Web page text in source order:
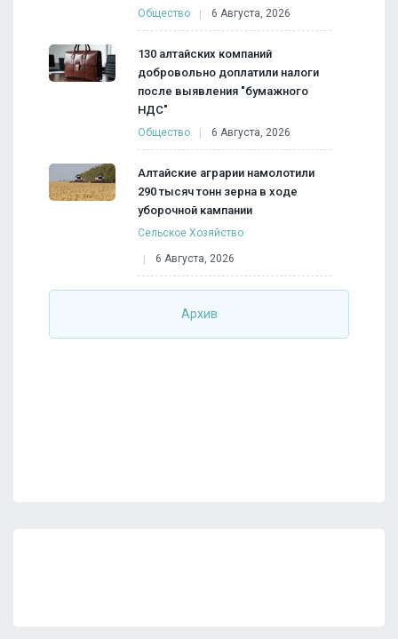
Общество 6 Августа, 2026
130 алтайских компаний
добровольно доплатили налоги
после выявления "бумажного
НДС"
Общество 6 Августа, 2026
Алтайские аграрии намолотили
290 тысяч тонн зерна в ходе
уборочной кампании
Сельское Хозяйство
6 Августа, 2026
Архив